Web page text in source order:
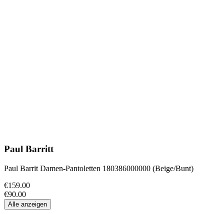
Paul Barritt
Paul Barrit Damen-Pantoletten 180386000000 (Beige/Bunt)
€159.00
€90.00
Alle anzeigen